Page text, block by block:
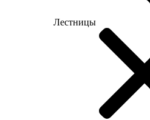
Лестницы